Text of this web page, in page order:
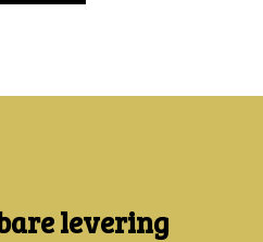
levering